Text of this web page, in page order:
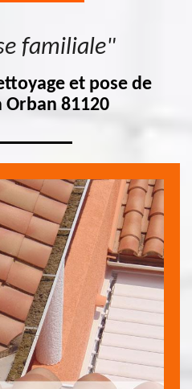
familiale"
et pose de
81120